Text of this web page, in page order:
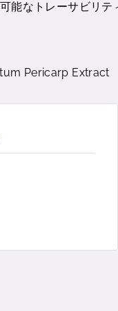
能なトレーサビリテ
Pericarp Extract